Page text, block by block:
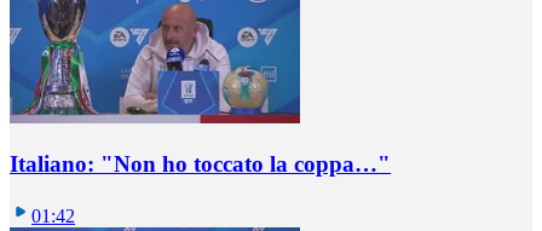
Italiano: "Non ho toccato la coppa…"
01:42